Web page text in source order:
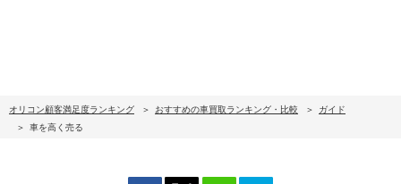
オリコン顧客満足度ランキング おすすめの車買取ランキング・比較
ガイド
車を高く売る